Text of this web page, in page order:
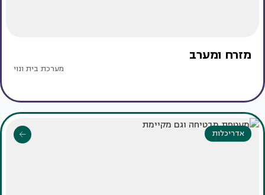
מזרח ומערב
מערכת בית ונוי
אדריכלות